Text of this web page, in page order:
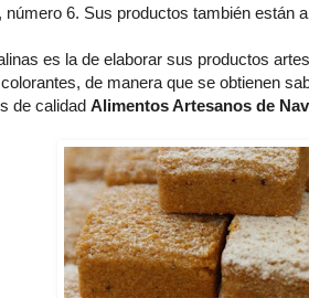
número 6. Sus productos también están
es la de elaborar sus productos
de manera que se obtienen
de calidad Alimentos Artesanos de